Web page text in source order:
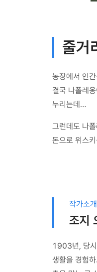
줄거
농장에서 인
결국 나폴레
누리는데…
그런데도 나
돈으로 위스
작가소개
조지
1903년, 당시
생활을 경험